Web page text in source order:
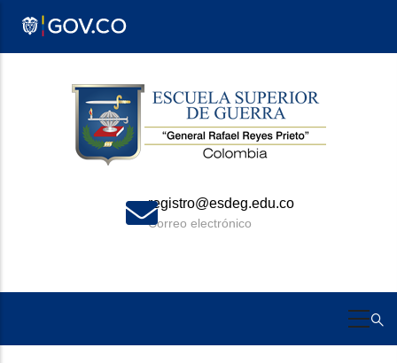
registro@esdeg.edu.co
Correo electrónico